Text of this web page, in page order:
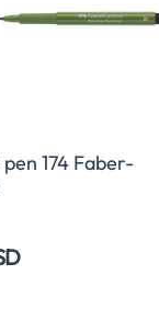
174 Faber-